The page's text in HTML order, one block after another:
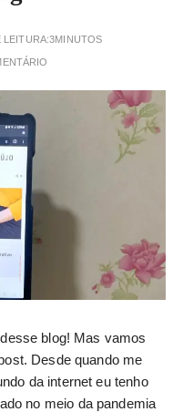
LEITURA:3MINUTOS
blog! Mas vamos
Desde quando me
da internet eu tenho
no meio da pandemia